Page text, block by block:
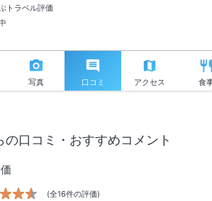
トラベル評価
写真 口コミ アクセス 食
口コミ・おすすめコメント
(全16件の評価)